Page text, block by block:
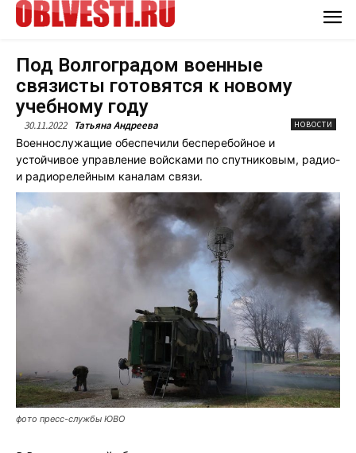
Под Волгоградом военные
связисты готовятся к новому
учебному году
30.11.2022 Татьяна Андреева НОВОСТИ
Военнослужащие обеспечили бесперебойное и
устойчивое управление войсками по спутниковым, радио-
и радиорелейным каналам связи.
фото пресс-службы ЮВО